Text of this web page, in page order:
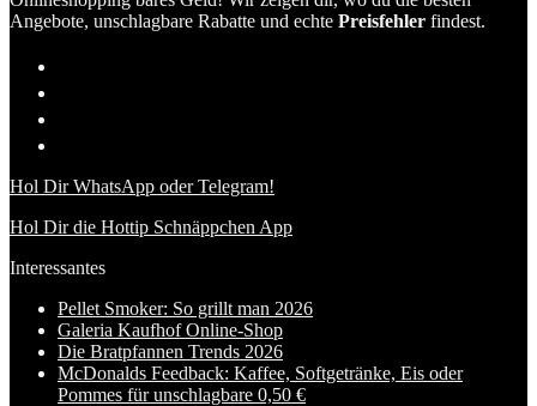
Angebote, unschlagbare Rabatte und echte Preisfehler findest.
Hol Dir WhatsApp oder Telegram!
Hol Dir die Hottip Schnäppchen App
Interessantes
Pellet Smoker: So grillt man 2026
Galeria Kaufhof Online-Shop
Die Bratpfannen Trends 2026
McDonalds Feedback: Kaffee, Softgetränke, Eis oder
Pommes für unschlagbare 0,50 €